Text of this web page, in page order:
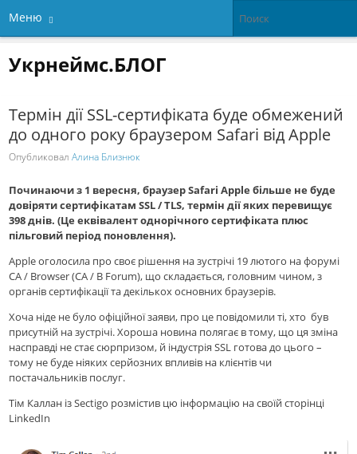
Меню
Укрнеймс.БЛОГ
Термін дії SSL-сертифіката буде обмежений
до одного року браузером Safari від Apple
ОпубликовалАлина Близнюк
Починаючи з 1 вересня, браузер Safari Apple більше не буде
довіряти сертифікатам SSL / TLS, термін дії яких перевищує
398 днів. (Це еквівалент однорічного сертифіката плюс
пільговий період поновлення).
Apple оголосила про своє рішення на зустрічі 19 лютого на форумі
CA / Browser (CA / B Forum), що складається, головним чином, з
органів сертифікації та декількох основних браузерів.
Хоча ніде не було офіційної заяви, про це повiдомили тi, хто був
присутнiй на зустрічі. Хороша новина полягає в тому, що ця зміна
насправді не стає сюрпризом, й індустрія SSL готова до цього –
тому не буде ніяких серйозних впливів на клієнтів чи
постачальників послуг.
Тім Каллан із Sectigo розмістив цю iнформацiю на своїй сторінці
LinkedIn